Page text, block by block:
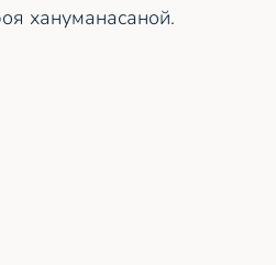
хануманасаной.